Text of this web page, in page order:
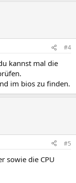
#4
kannst mal die
im bios zu finden.
#5
sowie die CPU